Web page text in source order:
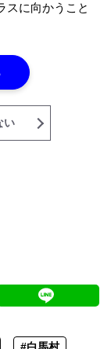
スに向かうこと
い
#白馬村